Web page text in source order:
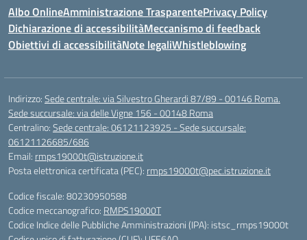
Albo OnlineAmministrazione TrasparentePrivacy Policy
Dichiarazione di accessibilitàMeccanismo di feedback
Obiettivi di accessibilitàNote legaliWhistleblowing
Indirizzo:Sede centrale: via Silvestro Gherardi 87/89 - 00146 Roma.
Sede succursale: via delle Vigne 156 - 00148 Roma
Centralino:Sede centrale: 06121123925 - Sede succursale:
06121126685/686
Email: rmps19000t@istruzione.it
Posta elettronica certificata (PEC): rmps19000t@pec.istruzione.it
Codice fiscale: 80230950588
Codice meccanografico: RMPS19000T
Codice Indice delle Pubbliche Amministrazioni (IPA): istsc_rmps19000t